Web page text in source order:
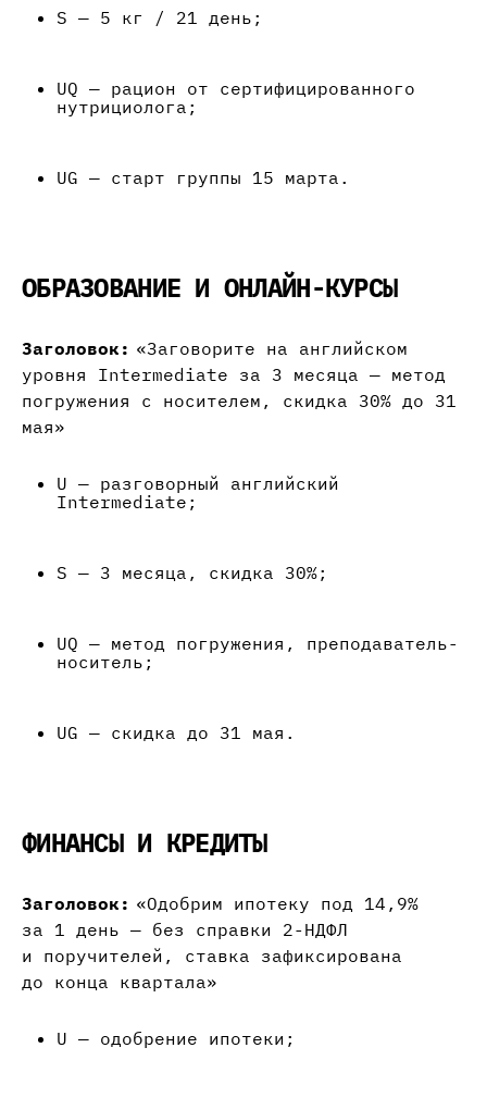
S — 5 кг / 21 день;
UQ — рацион от сертифицированного
нутрициолога;
UG — старт группы 15 марта.
ОБРАЗОВАНИЕ И ОНЛАЙН-КУРСЫ
Заголовок: «Заговорите на английском
уровня Intermediate за 3 месяца — метод
погружения с носителем, скидка 30% до 31
мая»
U — разговорный английский
Intermediate;
S — 3 месяца, скидка 30%;
UQ — метод погружения, преподаватель-
носитель;
UG — скидка до 31 мая.
ФИНАНСЫ И КРЕДИТЫ
Заголовок: «Одобрим ипотеку под 14,9%
за 1 день — без справки 2-НДФЛ
и поручителей, ставка зафиксирована
до конца квартала»
U — одобрение ипотеки;